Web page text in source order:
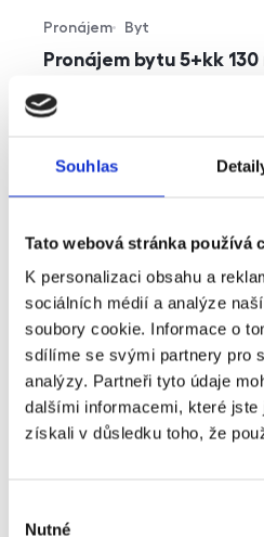
Souhlas
Tato webová stránka používá
K personalizaci obsahu a
sociálních médií a analýze
soubory cookie. Informace o
sdílíme se svými partnery pro
analýzy. Partneři tyto údaje
dalšími informacemi, které
získali v důsledku toho, že
Nutné
Pronájem bytu 5+kk 130
Typ nabídky
Pronájem
Typ nemovitosti
Byt
funkce
parkování sklep
cena
49 000 Kč